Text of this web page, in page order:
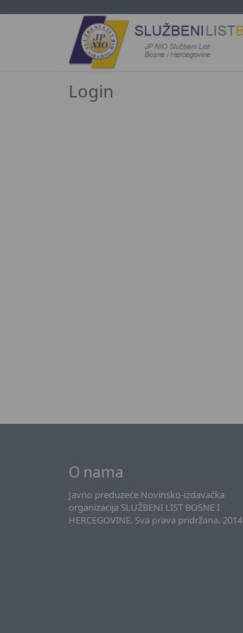
Login
O nama
Javno preduzeće Novinsko-izdavačka
organizacija SLUŽBENI LIST BOSNE I
HERCEGOVINE. Sva prava pridržana. 2014